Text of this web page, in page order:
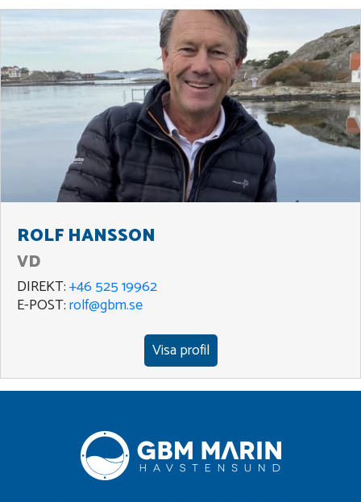
ROLF HANSSON
VD
DIREKT:+46 525 19962
E-POST:rolf@gbm.se
Visa profil